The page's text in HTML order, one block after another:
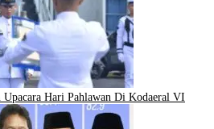
Hari Pahlawan Di Kodaeral VI